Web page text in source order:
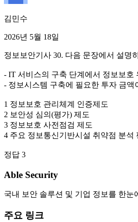
김민수
2026년 5월 18일
정보보안기사 30. 다음 문장에서 설명
- IT 서비스의 구축 단계에서 정보보
- 정보시스템 구축에 필요한 투자 금
1 정보보호 관리체계 인증제도
2 보안성 심의(평가) 제도
3 정보보호 사전점검 제도
4 주요 정보통신기반시설 취약점 분석
정답 3
Able Security
국내 보안 솔루션 및 기업 정보를 한눈
주요 링크